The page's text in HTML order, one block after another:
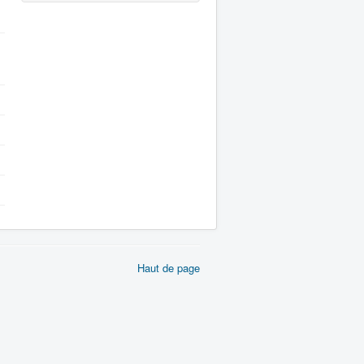
Haut de page